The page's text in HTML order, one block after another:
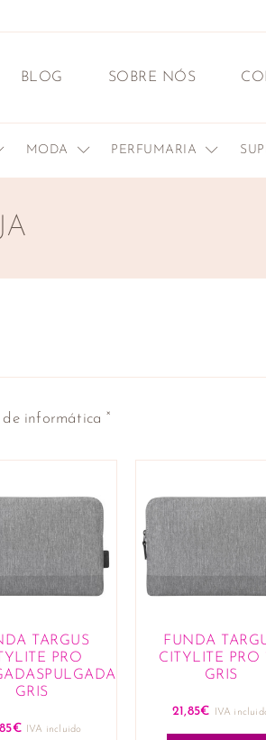
BLOG SOBRE NÓS
MODA PERFUMARIA
de informática ×
TARGUS
PRO
GRIS
€ IVA incluido
FUNDA
CITYLITE PRO
GRIS
21,85€ IVA